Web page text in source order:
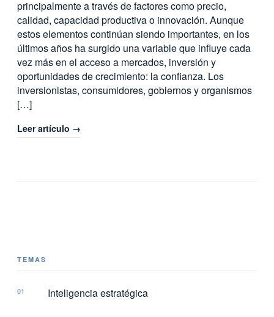
principalmente a través de factores como precio,
calidad, capacidad productiva o innovación. Aunque
estos elementos continúan siendo importantes, en los
últimos años ha surgido una variable que influye cada
vez más en el acceso a mercados, inversión y
oportunidades de crecimiento: la confianza. Los
inversionistas, consumidores, gobiernos y organismos
[…]
Leer artículo →
TEMAS
01 Inteligencia estratégica